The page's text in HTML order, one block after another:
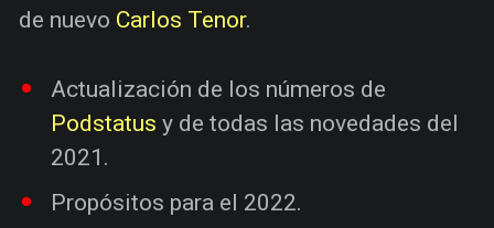
de nuevo Carlos Tenor.
Actualización de los números de
Podstatus y de todas las novedades del
2021.
Propósitos para el 2022.